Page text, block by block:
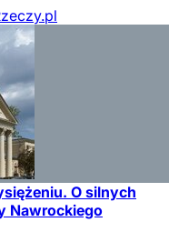
O silnych
Nawrockiego